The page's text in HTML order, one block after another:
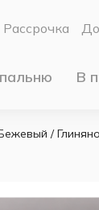
Рассрочка
В
/